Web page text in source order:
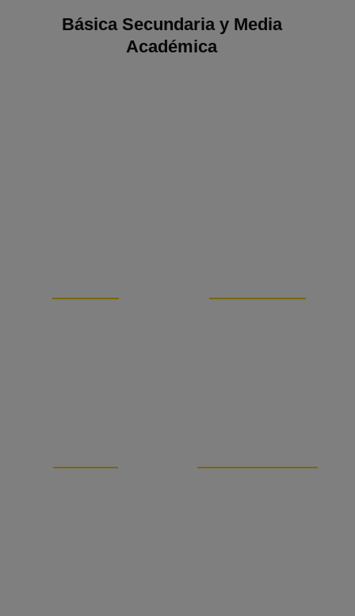
Básica Secundaria y Media
Académica